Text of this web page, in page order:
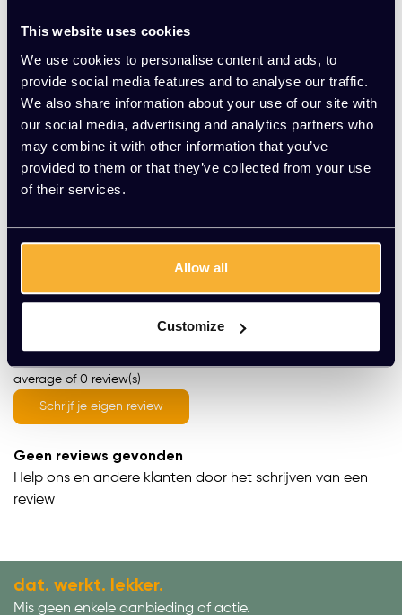
This website uses cookies
We use cookies to personalise content and ads, to
provide social media features and to analyse our traffic.
We also share information about your use of our site with
our social media, advertising and analytics partners who
may combine it with other information that you’ve
provided to them or that they’ve collected from your use
of their services.
Allow all
Customize
Vraag jouw persoonlijke aanbieding aan
Gratis montage
Vrijblijvende offerte
Meer dan 20 jaar ervaring
Wat onze klanten zeggen
average of 0 review(s)
Schrijf je eigen review
Geen reviews gevonden
Help ons en andere klanten door het schrijven van een
review
dat. werkt. lekker.
Mis geen enkele aanbieding of actie.